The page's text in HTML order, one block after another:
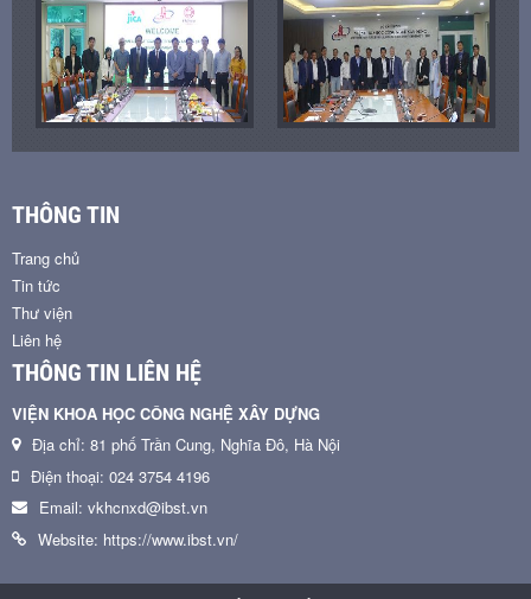
THÔNG TIN
Trang chủ
Tin tức
Thư viện
Liên hệ
THÔNG TIN LIÊN HỆ
VIỆN KHOA HỌC CÔNG NGHỆ XÂY DỰNG
Địa chỉ: 81 phố Trần Cung, Nghĩa Đô, Hà Nội
Điện thoại: 024 3754 4196
Email: vkhcnxd@ibst.vn
Website: https://www.ibst.vn/